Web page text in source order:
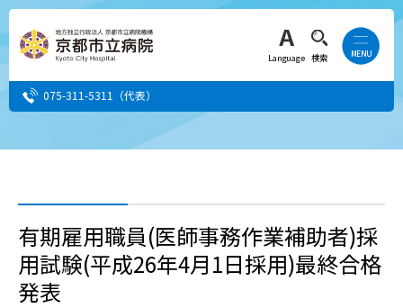
Language 検索
075-311-5311 （代表）
人間ドック希望の方
有期雇用職員(医師事務作業補助者)採
用試験(平成26年4月1日採用)最終合格
発表